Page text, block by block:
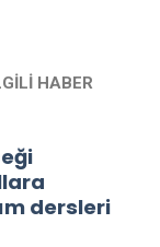
HABER
dersleri